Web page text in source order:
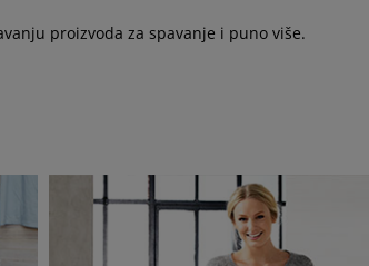
proizvoda za spavanje i puno više.